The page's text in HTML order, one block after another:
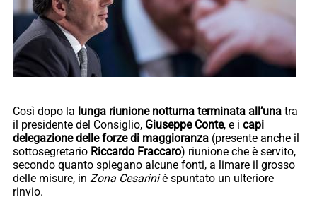
Così dopo la lunga riunione notturna terminata all’una tra
il presidente del Consiglio, Giuseppe Conte, e i capi
delegazione delle forze di maggioranza (presente anche il
sottosegretario Riccardo Fraccaro) riunione che è servito,
secondo quanto spiegano alcune fonti, a limare il grosso
delle misure, in Zona Cesariniè spuntato un ulteriore
rinvio.